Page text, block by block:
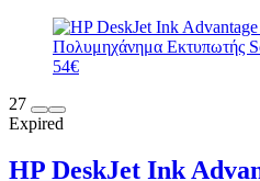
27
Expired
HP DeskJet Ink